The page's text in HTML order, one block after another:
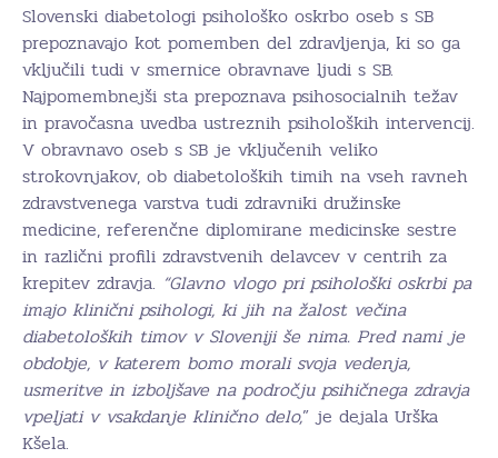
Slovenski diabetologi psihološko oskrbo oseb s SB
prepoznavajo kot pomemben del zdravljenja, ki so ga
vključili tudi v smernice obravnave ljudi s SB.
Najpomembnejši sta prepoznava psihosocialnih težav
in pravočasna uvedba ustreznih psiholoških intervencij.
V obravnavo oseb s SB je vključenih veliko
strokovnjakov, ob diabetoloških timih na vseh ravneh
zdravstvenega varstva tudi zdravniki družinske
medicine, referenčne diplomirane medicinske sestre
in različni profili zdravstvenih delavcev v centrih za
krepitev zdravja. “Glavno vlogo pri psihološki oskrbi pa
imajo klinični psihologi, ki jih na žalost večina
diabetoloških timov v Sloveniji še nima. Pred nami je
obdobje, v katerem bomo morali svoja vedenja,
usmeritve in izboljšave na področju psihičnega zdravja
vpeljati v vsakdanje klinično delo,” je dejala Urška
Kšela.